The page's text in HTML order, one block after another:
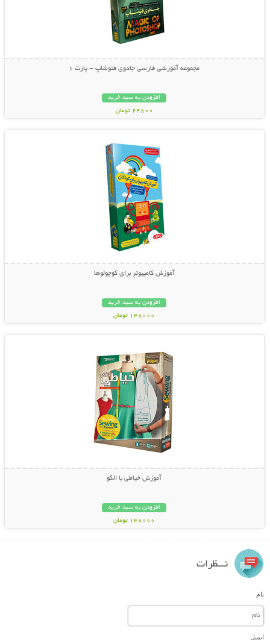
مجموعه آموزشی فارسی جادوی فتوشاپ - پارت 1
افزودن به سبد خرید
24800 تومان
آموزش کامپیوتر برای کوچولوها
افزودن به سبد خرید
148000 تومان
آموزش خیاطی با الگو
افزودن به سبد خرید
148000 تومان
نـــظرات
نام
ایمیل